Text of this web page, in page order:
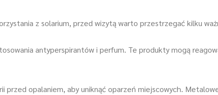
z solarium, przed wizytą warto przestrzegać kilku
antyperspirantów i perfum. Te produkty mogą
przed opalaniem, aby uniknąć oparzeń miejscowych.